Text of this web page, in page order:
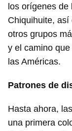
los orígenes
Chiquihuite, así
otros grupos
y el camino
las Américas.
Patrones de
Hasta ahora,
una primera